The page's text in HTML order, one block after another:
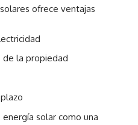
ofrece ventajas
de la propiedad
solar como una